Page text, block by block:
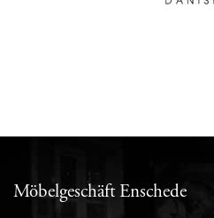
Möbelgeschäft Enschede